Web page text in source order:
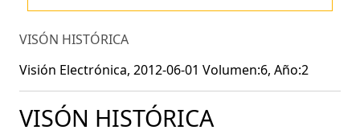
VISÓN HISTÓRICA
Visión Electrónica, 2012-06-01 Volumen:6, Año:2
VISÓN HISTÓRICA